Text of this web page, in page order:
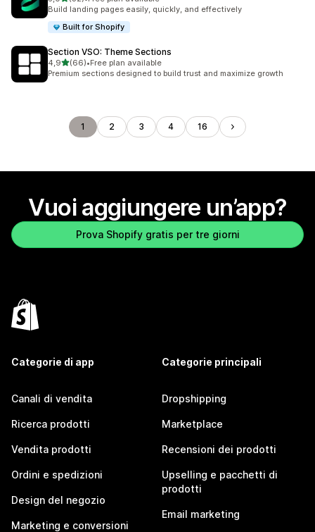
32 recensioni totali
Build landing pages easily, quickly, and effectively
Built for Shopify
Section VSO: Theme Sections
4,9stelle su 5
(66)
66 recensioni totali
•Free plan available
Premium sections designed to build trust and maximize growth
1 2 3 4 16
Vuoi aggiungere un’app?
Prova Shopify gratis per tre giorni
Categorie di app
Canali di vendita
Ricerca prodotti
Vendita prodotti
Ordini e spedizioni
Design del negozio
Marketing e conversioni
Categorie principali
Dropshipping
Marketplace
Recensioni dei prodotti
Upselling e pacchetti di
prodotti
Email marketing